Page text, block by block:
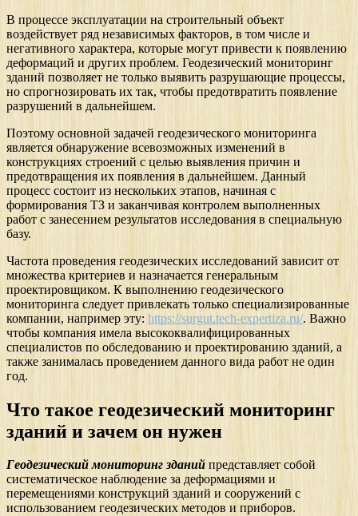
В процессе эксплуатации на строительный объект
воздействует ряд независимых факторов, в том числе и
негативного характера, которые могут привести к появлению
деформаций и других проблем. Геодезический мониторинг
зданий позволяет не только выявить разрушающие процессы,
но спрогнозировать их так, чтобы предотвратить появление
разрушений в дальнейшем.
Поэтому основной задачей геодезического мониторинга
является обнаружение всевозможных изменений в
конструкциях строений с целью выявления причин и
предотвращения их появления в дальнейшем. Данный
процесс состоит из нескольких этапов, начиная с
формирования ТЗ и заканчивая контролем выполненных
работ с занесением результатов исследования в специальную
базу.
Частота проведения геодезических исследований зависит от
множества критериев и назначается генеральным
проектировщиком. К выполнению геодезического
мониторинга следует привлекать только специализированные
компании, например эту: https://surgut.tech-expertiza.ru/. Важно
чтобы компания имела высококвалифицированных
специалистов по обследованию и проектированию зданий, а
также занималась проведением данного вида работ не один
год.
Что такое геодезический мониторинг
зданий и зачем он нужен
Геодезический мониторинг зданий представляет собой
систематическое наблюдение за деформациями и
перемещениями конструкций зданий и сооружений с
использованием геодезических методов и приборов.